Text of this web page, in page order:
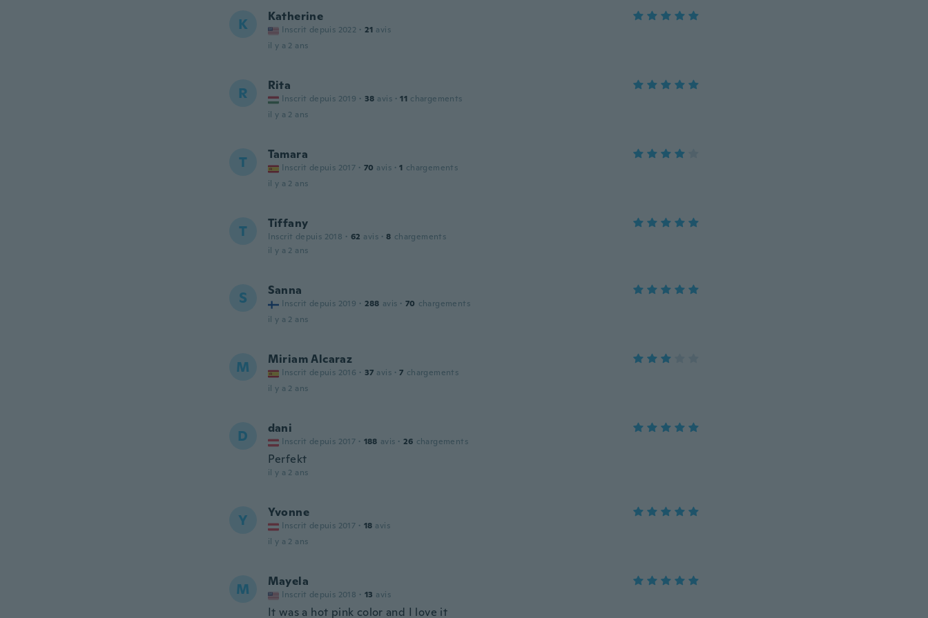
K Katherine
Inscrit depuis 2022 · 21 avis
il y a 2 ans
R Rita
Inscrit depuis 2019 · 38 avis · 11 chargements
il y a 2 ans
T Tamara
Inscrit depuis 2017 · 70 avis · 1 chargements
il y a 2 ans
T Tiffany
Inscrit depuis 2018 · 62 avis · 8 chargements
il y a 2 ans
S Sanna
Inscrit depuis 2019 · 288 avis · 70 chargements
il y a 2 ans
M Miriam Alcaraz
Inscrit depuis 2016 · 37 avis · 7 chargements
il y a 2 ans
D dani
Inscrit depuis 2017 · 188 avis · 26 chargements
Perfekt
il y a 2 ans
Y Yvonne
Inscrit depuis 2017 · 18 avis
il y a 2 ans
M Mayela
Inscrit depuis 2018 · 13 avis
It was a hot pink color and I love it